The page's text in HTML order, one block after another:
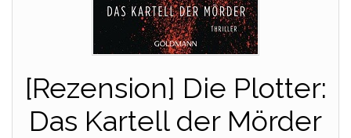
[Rezension] Die Plotter:
Das Kartell der Mörder